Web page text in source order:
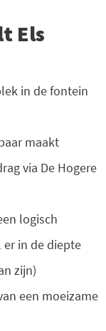
Els
in de fontein
maakt
via De Hogere
logisch
in de diepte
zijn)
een moeizame